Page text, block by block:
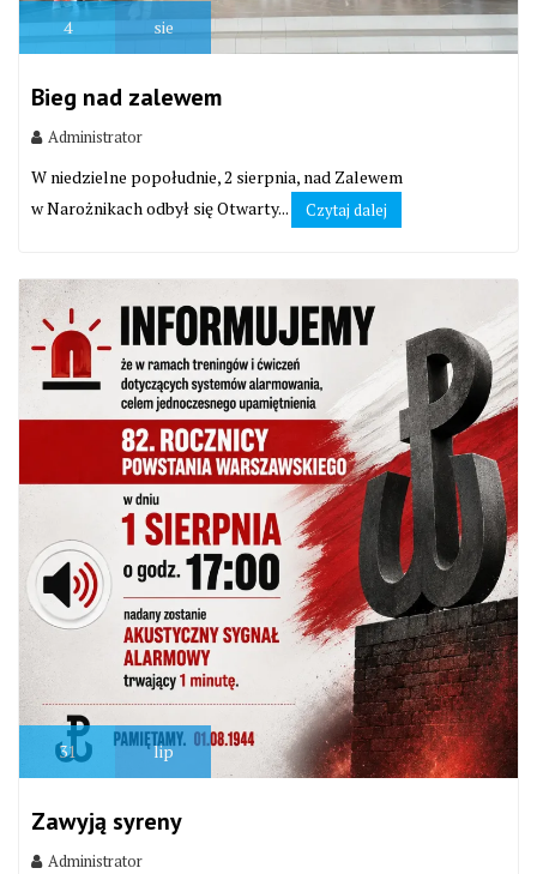
4 sie
Bieg nad zalewem
Administrator
W niedzielne popołudnie, 2 sierpnia, nad Zalewem
w Narożnikach odbył się Otwarty...
Czytaj dalej
31 lip
Zawyją syreny
Administrator